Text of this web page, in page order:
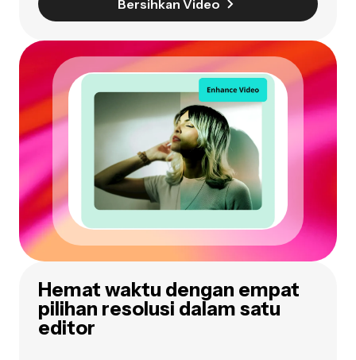
Bersihkan Video
Hemat waktu dengan empat
pilihan resolusi dalam satu
editor